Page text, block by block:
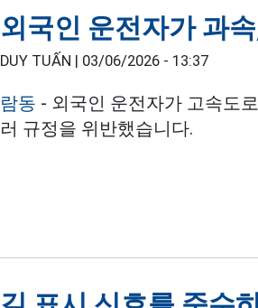
외국인 운전자가 과
DUY TUẤN | 03/06/2026 - 13:37
람동 - 외국인 운전자가 고속도
러 규정을 위반했습니다.